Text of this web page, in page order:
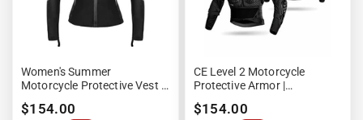
Women's Summer
Motorcycle Protective Vest -
EvoShield™ - SALE
$154.00
CE Level 2 Motorcycle
Protective Armor |
AxonProtect™
$154.00